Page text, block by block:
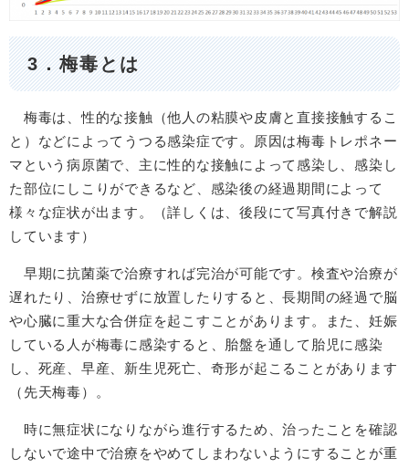
3．梅毒とは
梅毒は、性的な接触（他人の粘膜や皮膚と直接接触するこ
と）などによってうつる感染症です。原因は梅毒トレポネー
マという病原菌で、主に性的な接触によって感染し、感染し
た部位にしこりができるなど、感染後の経過期間によって
様々な症状が出ます。（詳しくは、後段にて写真付きで解説
しています）
早期に抗菌薬で治療すれば完治が可能です。検査や治療が
遅れたり、治療せずに放置したりすると、長期間の経過で脳
や心臓に重大な合併症を起こすことがあります。また、妊娠
している人が梅毒に感染すると、胎盤を通して胎児に感染
し、死産、早産、新生児死亡、奇形が起こることがあります
（先天梅毒）。
時に無症状になりながら進行するため、治ったことを確認
しないで途中で治療をやめてしまわないようにすることが重